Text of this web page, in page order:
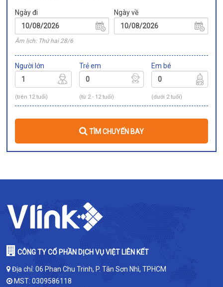
Ngày đi
Âm lịch: Thứ hai 28/6
Ngày về
Người lớn
(trên 12 tuổi)
Trẻ em
(từ 2 - 12 tuổi)
Em bé
(dưới 2 tuổi)
TÌM CHUYẾN BAY
CÔNG TY CỔ PHẦN DỊCH VỤ VIỆT LIÊN KẾT
Địa chỉ: 06 Phan Chu Trinh, P. Tân Sơn Nhì, TPHCM
MST: 0309586118